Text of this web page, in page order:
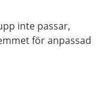
inte passar,
för anpassad